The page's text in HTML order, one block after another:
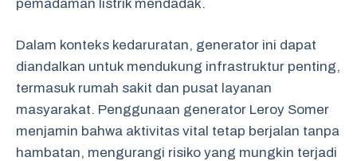
pemadaman listrik mendadak.
Dalam konteks kedaruratan, generator ini dapat
diandalkan untuk mendukung infrastruktur penting,
termasuk rumah sakit dan pusat layanan
masyarakat. Penggunaan generator Leroy Somer
menjamin bahwa aktivitas vital tetap berjalan tanpa
hambatan, mengurangi risiko yang mungkin terjadi